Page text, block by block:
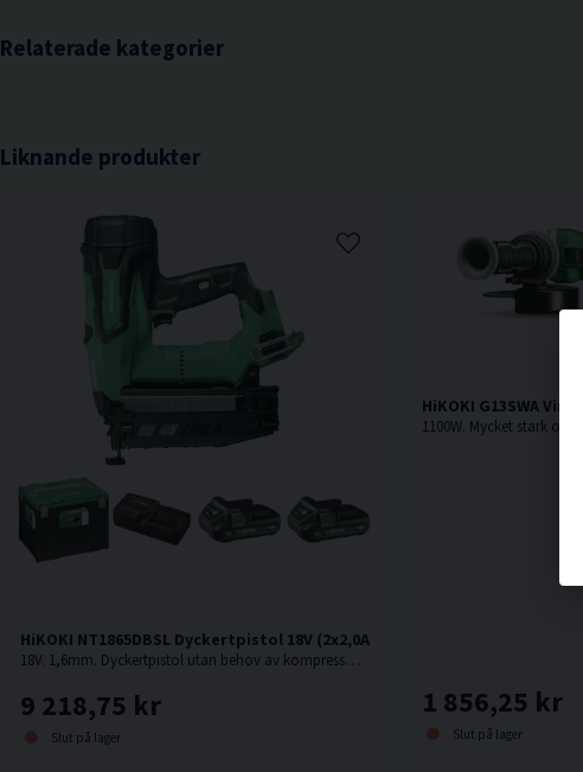
Relaterade kategorier
Liknande produkter
HiKOKI NT1865DBSL Dyckertpistol 18V (2x2,0Ah)
18V. 1,6mm. Dyckertpistol utan behov av kompressor, slang eller gas.
9 218,75 kr
Slut på lager
HiKOKI G13SWA
1 856,25 kr
Slut på lager